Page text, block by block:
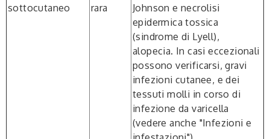
sottocutaneo
rara
Johnson e necrolisi
epidermica tossica
(sindrome di Lyell),
alopecia. In casi eccezionali
possono verificarsi, gravi
infezioni cutanee, e dei
tessuti molli in corso di
infezione da varicella
(vedere anche "Infezioni e